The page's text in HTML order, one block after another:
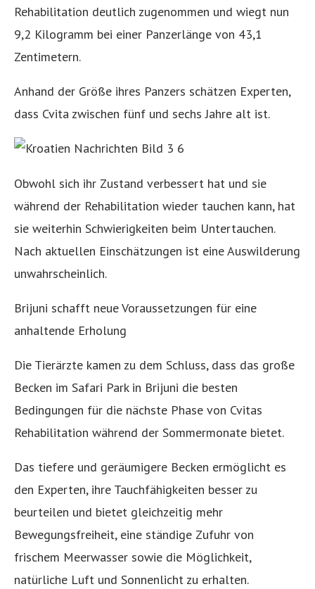
Rehabilitation deutlich zugenommen und wiegt nun
9,2 Kilogramm bei einer Panzerlänge von 43,1
Zentimetern.
Anhand der Größe ihres Panzers schätzen Experten,
dass Cvita zwischen fünf und sechs Jahre alt ist.
Obwohl sich ihr Zustand verbessert hat und sie
während der Rehabilitation wieder tauchen kann, hat
sie weiterhin Schwierigkeiten beim Untertauchen.
Nach aktuellen Einschätzungen ist eine Auswilderung
unwahrscheinlich.
Brijuni schafft neue Voraussetzungen für eine
anhaltende Erholung
Die Tierärzte kamen zu dem Schluss, dass das große
Becken im Safari Park in Brijuni die besten
Bedingungen für die nächste Phase von Cvitas
Rehabilitation während der Sommermonate bietet.
Das tiefere und geräumigere Becken ermöglicht es
den Experten, ihre Tauchfähigkeiten besser zu
beurteilen und bietet gleichzeitig mehr
Bewegungsfreiheit, eine ständige Zufuhr von
frischem Meerwasser sowie die Möglichkeit,
natürliche Luft und Sonnenlicht zu erhalten.